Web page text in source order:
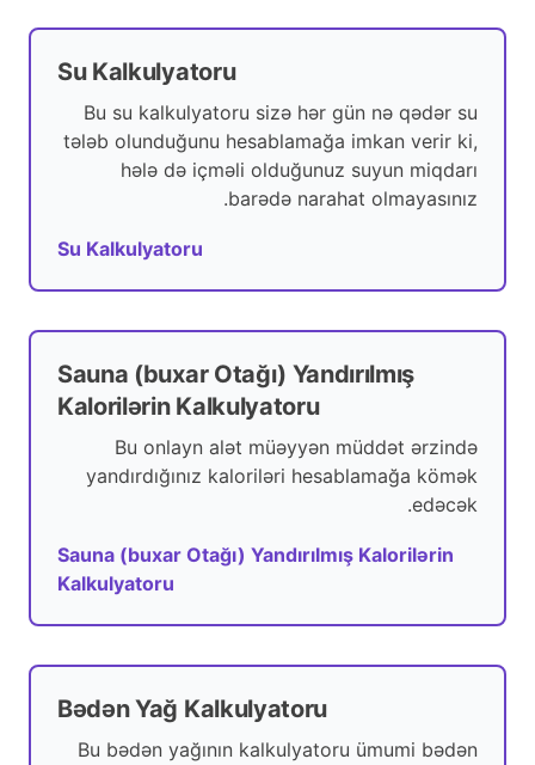
Su Kalkulyatoru
Bu su kalkulyatoru sizə hər gün nə qədər su
tələb olunduğunu hesablamağa imkan verir ki,
hələ də içməli olduğunuz suyun miqdarı
barədə narahat olmayasınız.
Su Kalkulyatoru
Sauna (buxar Otağı) Yandırılmış
Kalorilərin Kalkulyatoru
Bu onlayn alət müəyyən müddət ərzində
yandırdığınız kaloriləri hesablamağa kömək
edəcək.
Sauna (buxar Otağı) Yandırılmış Kalorilərin
Kalkulyatoru
Bədən Yağ Kalkulyatoru
Bu bədən yağının kalkulyatoru ümumi bədən